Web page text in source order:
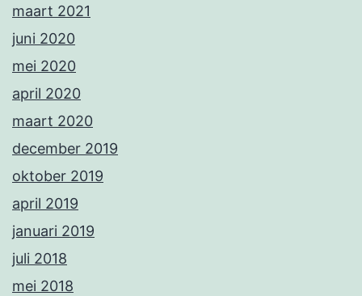
maart 2021
juni 2020
mei 2020
april 2020
maart 2020
december 2019
oktober 2019
april 2019
januari 2019
juli 2018
mei 2018